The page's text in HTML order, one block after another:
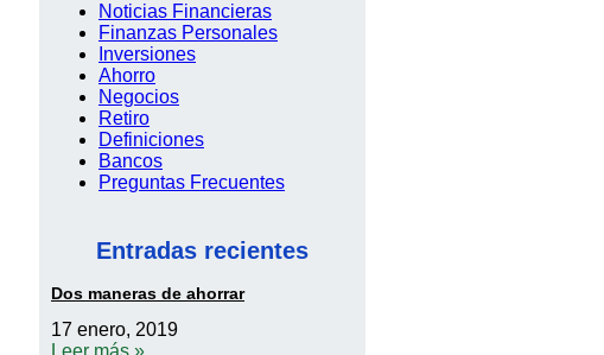
Noticias Financieras
Finanzas Personales
Inversiones
Ahorro
Negocios
Retiro
Definiciones
Bancos
Preguntas Frecuentes
Entradas recientes
Dos maneras de ahorrar
17 enero, 2019